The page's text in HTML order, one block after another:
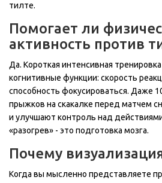
тилте.
Помогает ли
активность против
Да. Короткая интенсивная
когнитивные функции: скорость
способность фокусироваться. Даже
прыжков на скакалке перед матчем
и улучшают контроль над
«разогрев» - это подготовка мозга.
Почему
Когда вы мысленно представляете